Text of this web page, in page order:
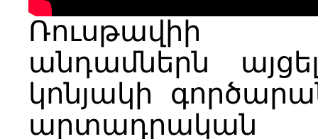
Ռուսթավիի
անդամներն
կոնյակի
արտադրական